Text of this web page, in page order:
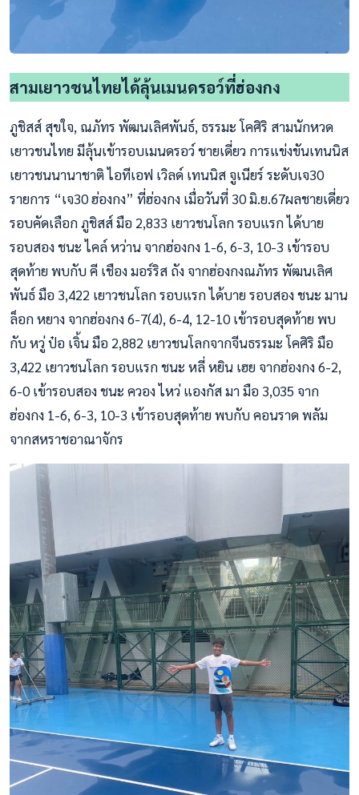
สามเยาวชนไทยได้ลุ้นเมนดรอว์ที่ฮ่องกง
ภูชิสส์ สุขใจ, ณภัทร พัฒนเลิศพันธ์, ธรรมะ โคศิริ สามนักหวด
เยาวชนไทย มีลุ้นเข้ารอบเมนดรอว์ ชายเดี่ยว การแข่งขันเทนนิส
เยาวชนนานาชาติ ไอทีเอฟ เวิลด์ เทนนิส จูเนียร์ ระดับเจ30
รายการ “เจ30 ฮ่องกง” ที่ฮ่องกง เมื่อวันที่ 30 มิ.ย.67ผลชายเดี่ยว
รอบคัดเลือก ภูชิสส์ มือ 2,833 เยาวชนโลก รอบแรก ได้บาย
รอบสอง ชนะ ไคล์ หว่าน จากฮ่องกง 1-6, 6-3, 10-3 เข้ารอบ
สุดท้าย พบกับ คี เชือง มอร์ริส ถัง จากฮ่องกงณภัทร พัฒนเลิศ
พันธ์ มือ 3,422 เยาวชนโลก รอบแรก ได้บาย รอบสอง ชนะ มาน
ล็อก หยาง จากฮ่องกง 6-7(4), 6-4, 12-10 เข้ารอบสุดท้าย พบ
กับ หวู่ ป๋อ เจิ้น มือ 2,882 เยาวชนโลกจากจีนธรรมะ โคศิริ มือ
3,422 เยาวชนโลก รอบแรก ชนะ หลี่ หยิน เฮย จากฮ่องกง 6-2,
6-0 เข้ารอบสอง ชนะ ควอง ไหว่ แองกัส มา มือ 3,035 จาก
ฮ่องกง 1-6, 6-3, 10-3 เข้ารอบสุดท้าย พบกับ คอนราด พลัม
จากสหราชอาณาจักร